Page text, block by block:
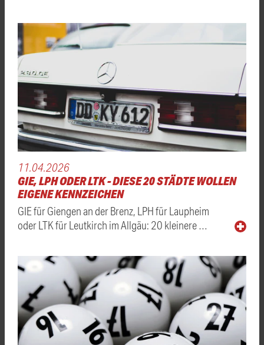
11.04.2026
GIE, LPH ODER LTK - DIESE 20 STÄDTE WOLLEN
EIGENE KENNZEICHEN
GIE für Giengen an der Brenz, LPH für Laupheim
oder LTK für Leutkirch im Allgäu: 20 kleinere …